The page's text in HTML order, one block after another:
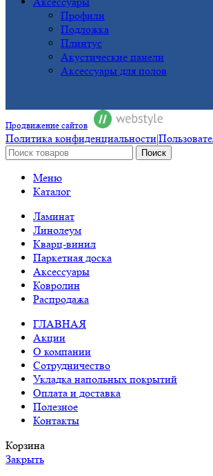
Профили
Подложка
Плинтус
Акустические панели
Аксессуары для полов
Продвижение сайтов
Политика конфиденциальности|
Поиск
Меню
Каталог
Ламинат
Линолеум
Кварц-винил
Паркетная доска
Аксессуары
Ковролин
Распродажа
ГЛАВНАЯ
Акции
О компании
Сотрудничество
Укладка напольных покрытий
Оплата и доставка
Полезное
Контакты
Корзина
Закрыть